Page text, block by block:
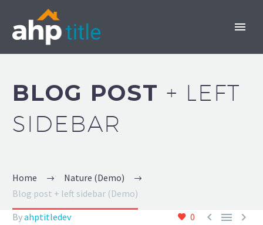
BLOG POST + LEFT
SIDEBAR
Home
Nature (Demo)
Blog post + left sidebar (Demo)
0
  
Byahptitledev